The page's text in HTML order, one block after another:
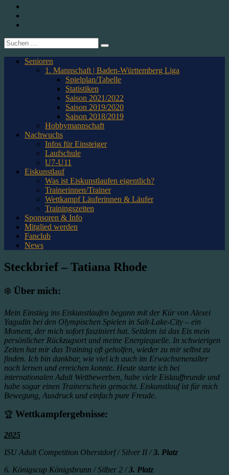
1. CfR Pforzheim 1896 e.V. – Abteilung Eishockey
Suche
nach:
Senioren
1. Mannschaft | Baden-Württemberg Liga
Spielplan/Tabelle
Statistiken
Saison 2021/2022
Saison 2019/2020
Saison 2018/2019
Hobbymannschaft
Nachwuchs
Infos für Einsteiger
Laufschule
U7-U11
Eiskunstlauf
Was ist Eiskunstlaufen eigentlich?
Trainerinnen/Trainer
Wettkampf Läuferinnen & Läufer
Trainingszeiten
Sponsoren & Info
Mitglied werden
Fanclub
News
Steckbrief – Tatiana Rhode
❄️ Über mich:
Mein Einstieg ins Eiskunstlaufen begann mit der Kür von Alexei
Yagudin bei den Olympischen Spielen in Salt-Lake-City – ein
Moment, der mich sofort fasziniert hat. Seitdem ist das Eis mein
persönlicher Rückzugsort und meine Energiequelle. In schwierigen
Zeiten hat mir das Training oft geholfen, wieder zu mir selbst zu
finden. Ich bin dankbar, wie viel ich auch im Erwachsenenalter
noch lernen und erreichen konnte. Heute starte ich bei
internationalen Adult Wettbewerben, habe viele Eislauffreunde und
habe sogar einen Trainerschein gemacht. Eiskunstlauf ist für mich
Bewegung, Ausdruck und einfach pure Freude.
🏆 Wettkampfergebnisse:
2025
ISU Adult Competition Oberstdorf / Silver II /3. Platz
6. Königscup Königsbrunn / Silber 2 /3. Platz